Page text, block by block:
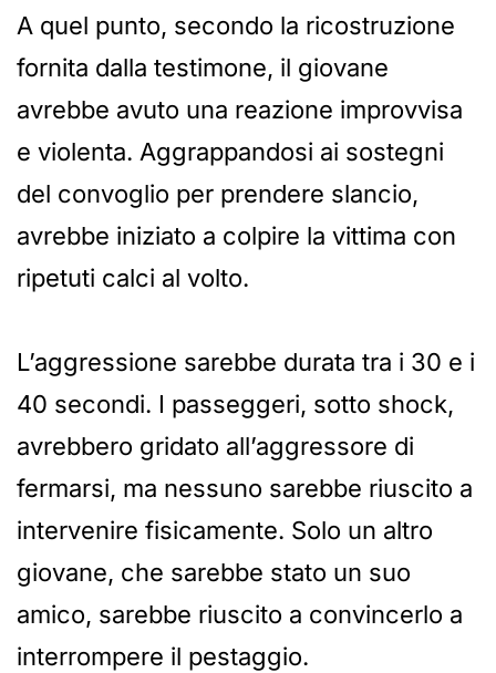
A quel punto, secondo la ricostruzione
fornita dalla testimone, il giovane
avrebbe avuto una reazione improvvisa
e violenta. Aggrappandosi ai sostegni
del convoglio per prendere slancio,
avrebbe iniziato a colpire la vittima con
ripetuti calci al volto.
L’aggressione sarebbe durata tra i 30 e i
40 secondi. I passeggeri, sotto shock,
avrebbero gridato all’aggressore di
fermarsi, ma nessuno sarebbe riuscito a
intervenire fisicamente. Solo un altro
giovane, che sarebbe stato un suo
amico, sarebbe riuscito a convincerlo a
interrompere il pestaggio.